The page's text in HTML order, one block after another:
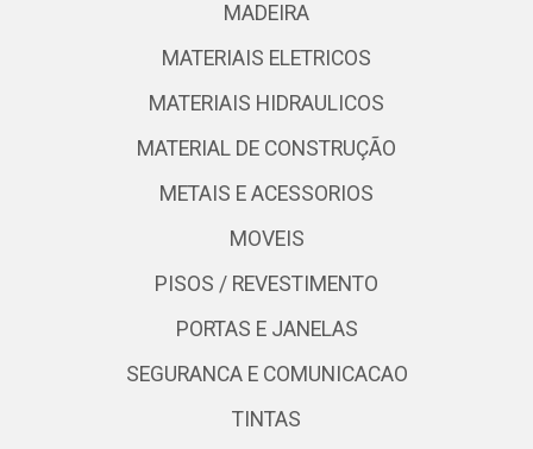
MADEIRA
MATERIAIS ELETRICOS
MATERIAIS HIDRAULICOS
MATERIAL DE CONSTRUÇÃO
METAIS E ACESSORIOS
MOVEIS
PISOS / REVESTIMENTO
PORTAS E JANELAS
SEGURANCA E COMUNICACAO
TINTAS